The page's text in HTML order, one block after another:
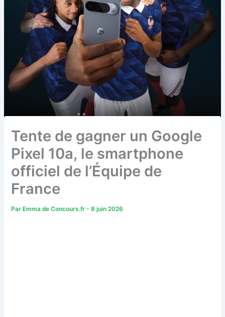
Tente de gagner un Google
Pixel 10a, le smartphone
officiel de l’Équipe de
France
ParEmma de Concours.fr-8 juin 2026